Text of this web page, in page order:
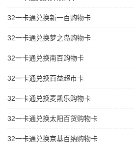
32一卡通兑换新一百购物卡
32一卡通兑换梦之岛购物卡
32一卡通兑换南百购物卡
32一卡通兑换百益超市卡
32一卡通兑换麦凯乐购物卡
32一卡通兑换太阳百货购物卡
32一卡通兑换京基百纳购物卡